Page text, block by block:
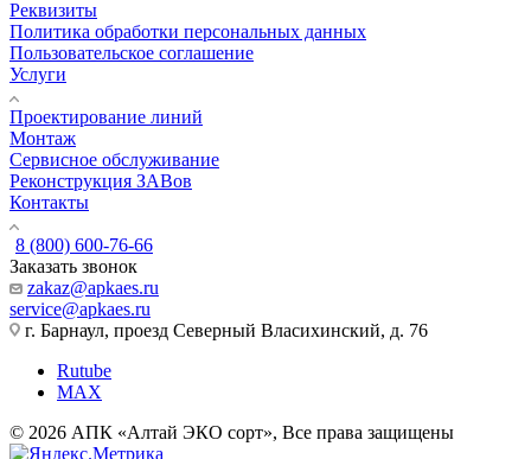
Реквизиты
Политика обработки персональных данных
Пользовательское соглашение
Услуги
Проектирование линий
Монтаж
Сервисное обслуживание
Реконструкция ЗАВов
Контакты
8 (800) 600-76-66
Заказать звонок
zakaz@apkaes.ru
service@apkaes.ru
г. Барнаул, проезд Северный Власихинский, д. 76
Rutube
MAX
© 2026 АПК «Алтай ЭКО сорт», Все права защищены